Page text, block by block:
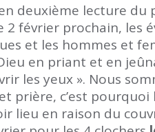
deuxième lecture
2 février prochain, les
et les hommes et
en priant et en
les yeux ». Nous
prière, c’est
lieu en raison du